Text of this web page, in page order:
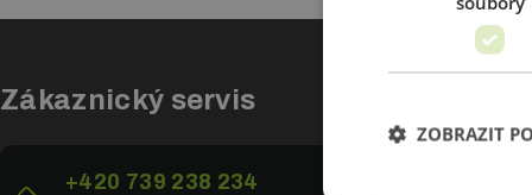
Zákaznický servis
+420 739 238 234
ZOBRAZIT